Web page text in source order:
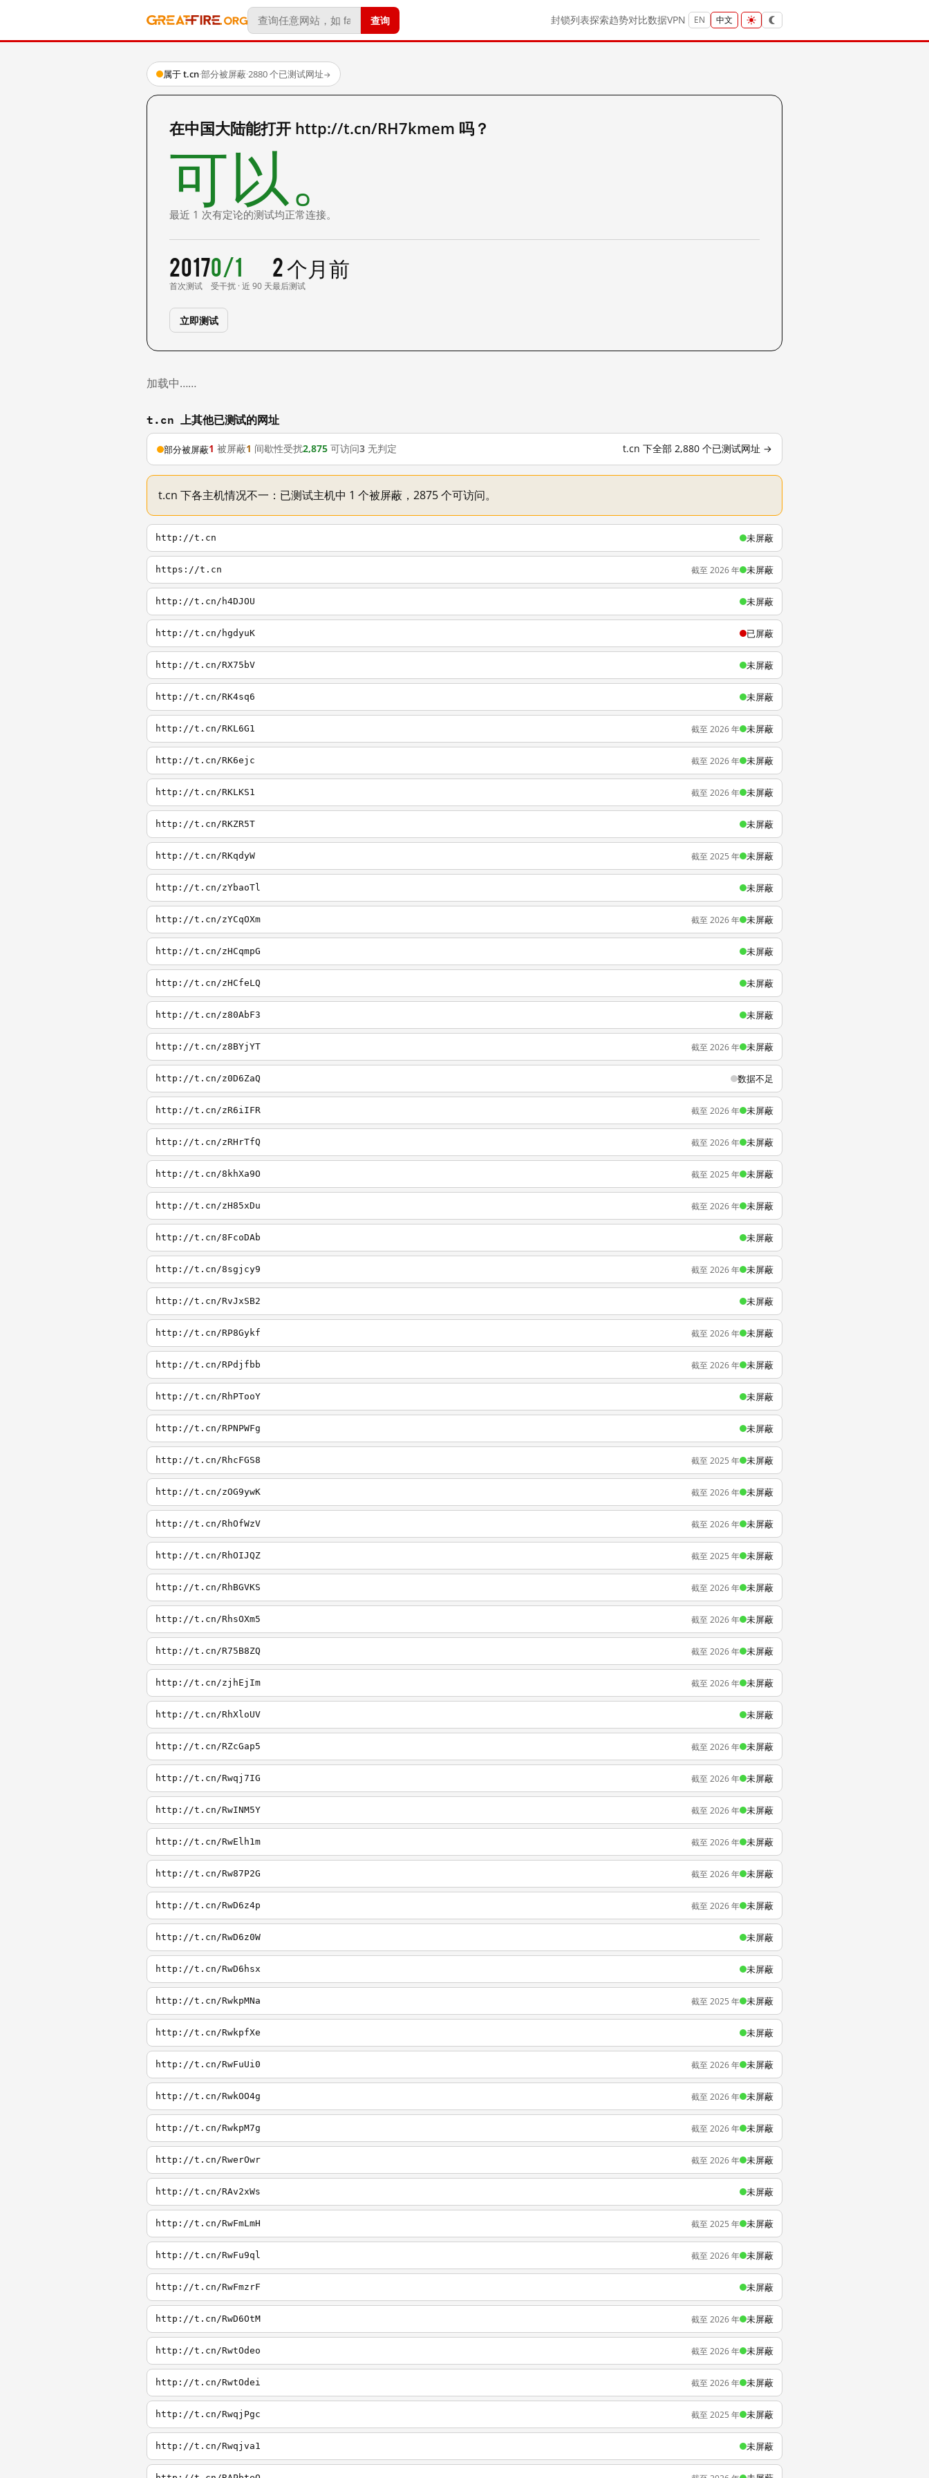
查询 封锁列表探索趋势对比数据VPN EN 中文
属于 t.cn·部分被屏蔽·2880 个已测试网址→
在中国大陆能打开 http://t.cn/RH7kmem 吗？
可以。
最近 1 次有定论的测试均正常连接。
2017
首次测试
0/1
受干扰 · 近 90 天
2 个月前
最后测试
立即测试
加载中……
t.cn 上其他已测试的网址
部分被屏蔽1 被屏蔽1 间歇性受扰2,875 可访问3 无判定 t.cn 下全部 2,880 个已测试网址 →
t.cn 下各主机情况不一：已测试主机中 1 个被屏蔽，2875 个可访问。
http://t.cn 未屏蔽
https://t.cn 截至 2026 年 未屏蔽
http://t.cn/h4DJOU 未屏蔽
http://t.cn/hgdyuK 已屏蔽
http://t.cn/RX75bV 未屏蔽
http://t.cn/RK4sq6 未屏蔽
http://t.cn/RKL6G1 截至 2026 年 未屏蔽
http://t.cn/RK6ejc 截至 2026 年 未屏蔽
http://t.cn/RKLKS1 截至 2026 年 未屏蔽
http://t.cn/RKZR5T 未屏蔽
http://t.cn/RKqdyW 截至 2025 年 未屏蔽
http://t.cn/zYbaoTl 未屏蔽
http://t.cn/zYCqOXm 截至 2026 年 未屏蔽
http://t.cn/zHCqmpG 未屏蔽
http://t.cn/zHCfeLQ 未屏蔽
http://t.cn/z80AbF3 未屏蔽
http://t.cn/z8BYjYT 截至 2026 年 未屏蔽
http://t.cn/z0D6ZaQ 数据不足
http://t.cn/zR6iIFR 截至 2026 年 未屏蔽
http://t.cn/zRHrTfQ 截至 2026 年 未屏蔽
http://t.cn/8khXa9O 截至 2025 年 未屏蔽
http://t.cn/zH85xDu 截至 2026 年 未屏蔽
http://t.cn/8FcoDAb 未屏蔽
http://t.cn/8sgjcy9 截至 2026 年 未屏蔽
http://t.cn/RvJxSB2 未屏蔽
http://t.cn/RP8Gykf 截至 2026 年 未屏蔽
http://t.cn/RPdjfbb 截至 2026 年 未屏蔽
http://t.cn/RhPTooY 未屏蔽
http://t.cn/RPNPWFg 未屏蔽
http://t.cn/RhcFGS8 截至 2025 年 未屏蔽
http://t.cn/zOG9ywK 截至 2026 年 未屏蔽
http://t.cn/RhOfWzV 截至 2026 年 未屏蔽
http://t.cn/RhOIJQZ 截至 2025 年 未屏蔽
http://t.cn/RhBGVKS 截至 2026 年 未屏蔽
http://t.cn/RhsOXm5 截至 2026 年 未屏蔽
http://t.cn/R75B8ZQ 截至 2026 年 未屏蔽
http://t.cn/zjhEjIm 截至 2026 年 未屏蔽
http://t.cn/RhXloUV 未屏蔽
http://t.cn/RZcGap5 截至 2026 年 未屏蔽
http://t.cn/Rwqj7IG 截至 2026 年 未屏蔽
http://t.cn/RwINM5Y 截至 2026 年 未屏蔽
http://t.cn/RwElh1m 截至 2026 年 未屏蔽
http://t.cn/Rw87P2G 截至 2026 年 未屏蔽
http://t.cn/RwD6z4p 截至 2026 年 未屏蔽
http://t.cn/RwD6z0W 未屏蔽
http://t.cn/RwD6hsx 未屏蔽
http://t.cn/RwkpMNa 截至 2025 年 未屏蔽
http://t.cn/RwkpfXe 未屏蔽
http://t.cn/RwFuUi0 截至 2026 年 未屏蔽
http://t.cn/RwkOO4g 截至 2026 年 未屏蔽
http://t.cn/RwkpM7g 截至 2026 年 未屏蔽
http://t.cn/RwerOwr 截至 2026 年 未屏蔽
http://t.cn/RAv2xWs 未屏蔽
http://t.cn/RwFmLmH 截至 2025 年 未屏蔽
http://t.cn/RwFu9ql 截至 2026 年 未屏蔽
http://t.cn/RwFmzrF 未屏蔽
http://t.cn/RwD6OtM 截至 2026 年 未屏蔽
http://t.cn/RwtOdeo 截至 2026 年 未屏蔽
http://t.cn/RwtOdei 截至 2026 年 未屏蔽
http://t.cn/RwqjPgc 截至 2025 年 未屏蔽
http://t.cn/Rwqjva1 未屏蔽